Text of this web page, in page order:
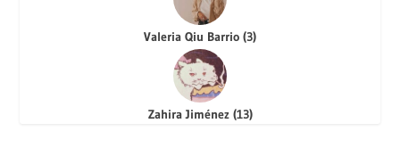
Valeria Qiu Barrio (3)
Zahira Jiménez (13)